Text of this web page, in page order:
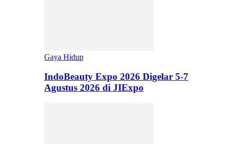
Gaya Hidup
IndoBeauty Expo 2026 Digelar 5-7
Agustus 2026 di JIExpo